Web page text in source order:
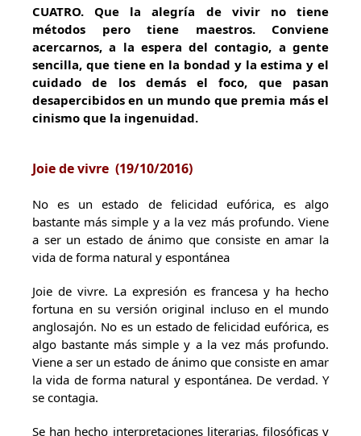
CUATRO. Que la alegría de vivir no tiene
métodos pero tiene maestros. Conviene
acercarnos, a la espera del contagio, a gente
sencilla, que tiene en la bondad y la estima y el
cuidado de los demás el foco, que pasan
desapercibidos en un mundo que premia más el
cinismo que la ingenuidad.
Joie de vivre (19/10/2016)
No es un estado de felicidad eufórica, es algo
bastante más simple y a la vez más profundo. Viene
a ser un estado de ánimo que consiste en amar la
vida de forma natural y espontánea
Joie de vivre. La expresión es francesa y ha hecho
fortuna en su versión original incluso en el mundo
anglosajón. No es un estado de felicidad eufórica, es
algo bastante más simple y a la vez más profundo.
Viene a ser un estado de ánimo que consiste en amar
la vida de forma natural y espontánea. De verdad. Y
se contagia.
Se han hecho interpretaciones literarias, filosóficas y